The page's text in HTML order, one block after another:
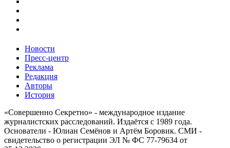
Новости
Пресс-центр
Реклама
Редакция
Авторы
История
«Совершенно Секретно» - международное издание
журналистских расследований. Издаётся с 1989 года.
Основатели - Юлиан Семёнов и Артём Боровик. CМИ -
свидетельство о регистрации ЭЛ № ФС 77-79634 от